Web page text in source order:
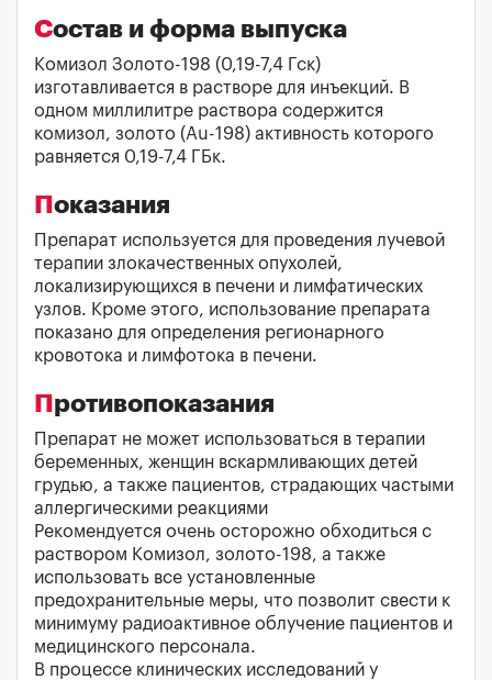
Состав и форма выпуска
Комизол Золото-198 (0,19-7,4 Гск)
изготавливается в растворе для инъекций. В
одном миллилитре раствора содержится
комизол, золото (Au-198) активность которого
равняется 0,19-7,4 ГБк.
Показания
Препарат используется для проведения лучевой
терапии злокачественных опухолей,
локализирующихся в печени и лимфатических
узлов. Кроме этого, использование препарата
показано для определения регионарного
кровотока и лимфотока в печени.
Противопоказания
Препарат не может использоваться в терапии
беременных, женщин вскармливающих детей
грудью, а также пациентов, страдающих частыми
аллергическими реакциями
Рекомендуется очень осторожно обходиться с
раствором Комизол, золото-198, а также
использовать все установленные
предохранительные меры, что позволит свести к
минимуму радиоактивное облучение пациентов и
медицинского персонала.
В процессе клинических исследований у